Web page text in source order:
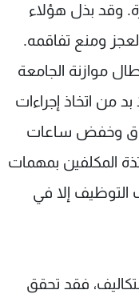
قارب 98 مليار ليرة. وقد بذل هؤلاء
ومنع تفاقمه.
موازنة الجامعة
بد من اتخاذ إجراءات
وخفض ساعات
المكلفين بمهمات
إلا في
فقد تحقق